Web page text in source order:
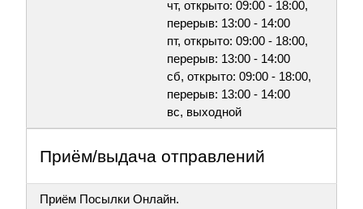
чт, открыто: 09:00 - 18:00,
перерыв: 13:00 - 14:00
пт, открыто: 09:00 - 18:00,
перерыв: 13:00 - 14:00
сб, открыто: 09:00 - 18:00,
перерыв: 13:00 - 14:00
вс, выходной
Приём/выдача отправлений
Приём Посылки Онлайн.